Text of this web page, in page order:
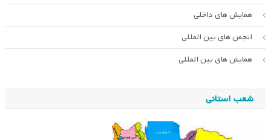
همایش های داخلی
انجمن های بین المللی
همایش های بین المللی
شعب استانی